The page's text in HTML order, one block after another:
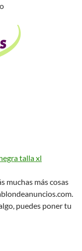
talla xl
muchas más cosas
puedes poner tu